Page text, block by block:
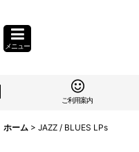
メニュー
ご利用案内
ホーム > JAZZ / BLUES LPs